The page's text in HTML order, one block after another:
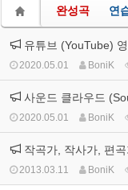
완성곡 연
유튜브 (YouTube)
2020.05.01 BoniK
사운드 클라우드
2020.05.01 BoniK
작곡가, 작사가, 편
2013.03.11 BoniK